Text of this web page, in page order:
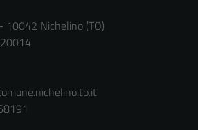
10042 Nichelino (TO)